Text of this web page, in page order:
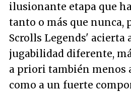
ilusionante etapa que
tanto o más que nunca,
Scrolls Legends' acierta
jugabilidad diferente,
a priori también menos
como a un fuerte